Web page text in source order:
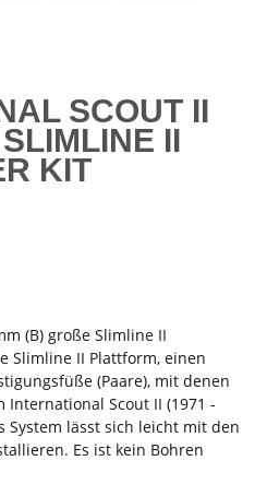
SCOUT II
II
KIT
(B) große Slimline II
Slimline II Plattform, einen
(Paare), mit denen
Scout II (1971 -
System lässt sich leicht mit den
Es ist kein Bohren